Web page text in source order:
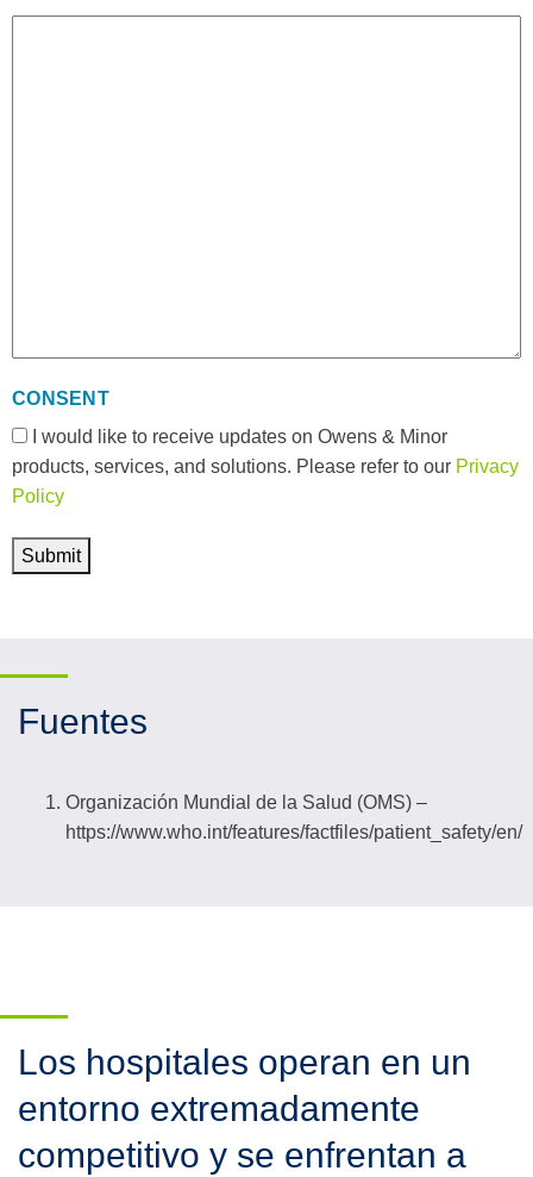
CONSENT
I would like to receive updates on Owens & Minor
products, services, and solutions. Please refer to our Privacy
Policy
Submit
Fuentes
Organización Mundial de la Salud (OMS) –
https://www.who.int/features/factfiles/patient_safety/en/
Los hospitales operan en un
entorno extremadamente
competitivo y se enfrentan a